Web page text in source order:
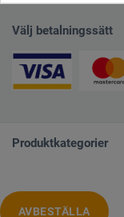
Välj betalningssätt
Produktkategorier
AVBESTÄLLA